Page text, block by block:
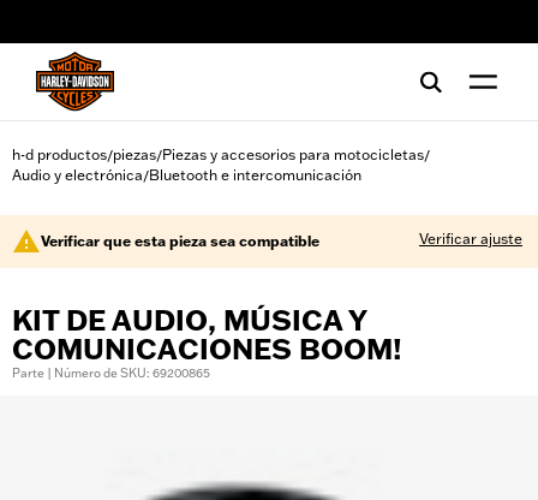
h-d productos/piezas/Piezas y accesorios para motocicletas/
Audio y electrónica/Bluetooth e intercomunicación
Verificar que esta pieza sea compatible Verificar ajuste
KIT DE AUDIO, MÚSICA Y
COMUNICACIONES BOOM!
Parte | Número de SKU: 69200865